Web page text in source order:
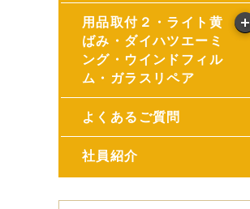
用品取付２・ライト黄
ばみ・ダイハツエーミ
ング・ウインドフィル
ム・ガラスリペア
よくあるご質問
社員紹介